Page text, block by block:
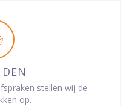
stellen wij de
op.